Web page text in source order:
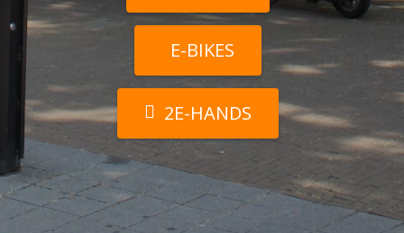
E-BIKES
2E-HANDS